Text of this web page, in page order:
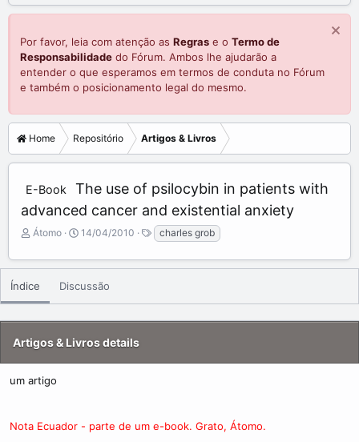
Por favor, leia com atenção as Regras e o Termo de
Responsabilidade do Fórum. Ambos lhe ajudarão a
entender o que esperamos em termos de conduta no Fórum
e também o posicionamento legal do mesmo.
Home Repositório Artigos & Livros
E-Book
The use of psilocybin in patients with
advanced cancer and existential anxiety
A
d
d
b
y
Átomo
C
e
t
e
d
t
e
14/04/2010
T
a
g
charles grob
Índice Discussão
Artigos & Livros details
um artigo
Nota Ecuador - parte de um e-book. Grato, Átomo.